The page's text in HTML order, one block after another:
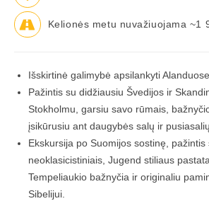
Kelionės metu nuvažiuojama ~1
Išskirtinė galimybė apsilankyti
​Pažintis su didžiausiu Švedijos ir
Stokholmu, garsiu savo rūmais,
įsikūrusiu ant daugybės salų ir
Ekskursija po Suomijos sostinę, pažintis
neoklasicistiniais, Jugend stiliaus
Tempeliaukio bažnyčia ir originaliu
Sibelijui.